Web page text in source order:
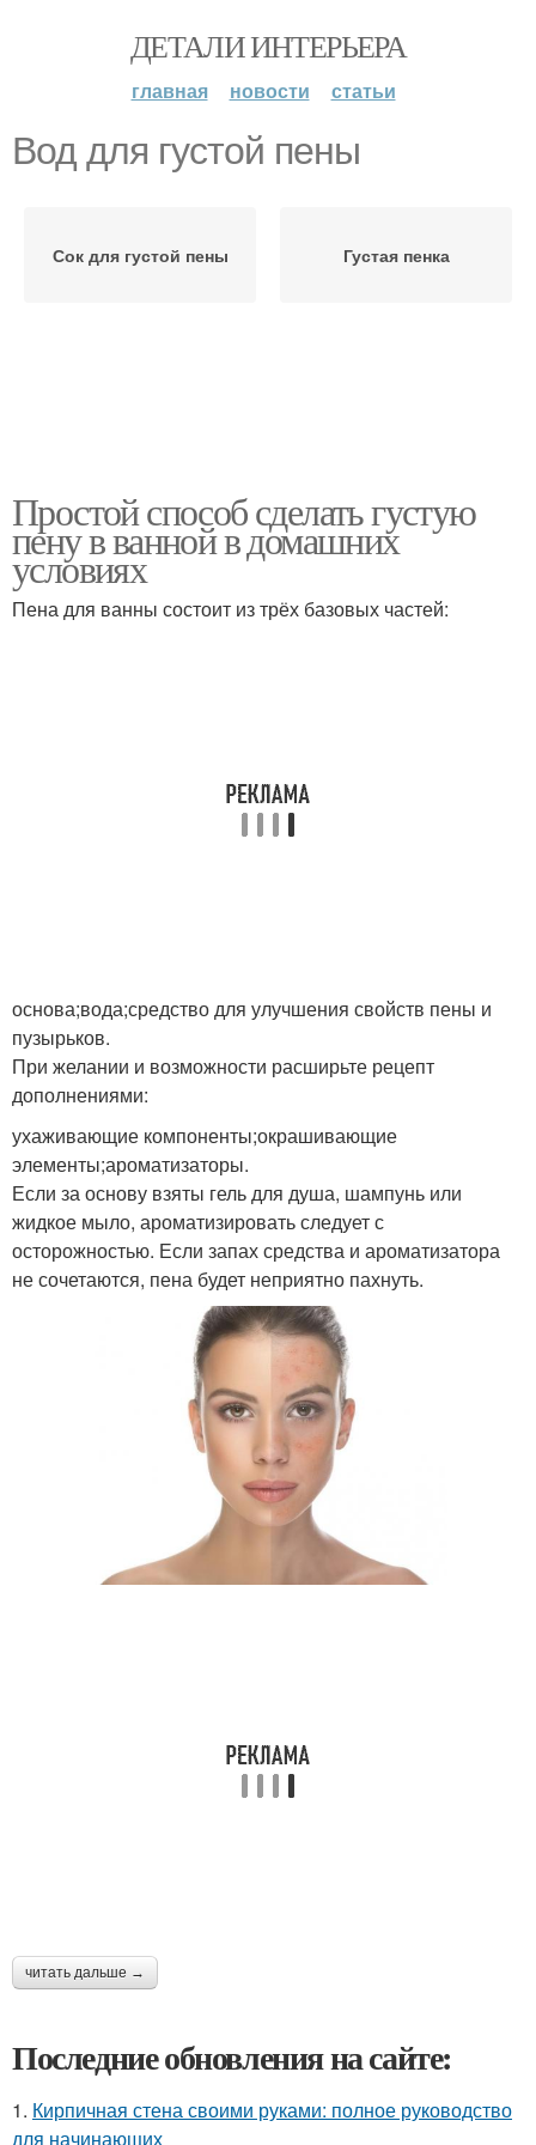
ДЕТАЛИ ИНТЕРЬЕРА
главная новости статьи
Вод для густой пены
Сок для густой пены Густая пенка
Простой способ сделать густую
пену в ванной в домашних
условиях
Пена для ванны состоит из трёх базовых частей:
основа;вода;средство для улучшения свойств пены и
пузырьков.
При желании и возможности расширьте рецепт
дополнениями:
ухаживающие компоненты;окрашивающие
элементы;ароматизаторы.
Если за основу взяты гель для душа, шампунь или
жидкое мыло, ароматизировать следует с
осторожностью. Если запах средства и ароматизатора
не сочетаются, пена будет неприятно пахнуть.
читать дальше →
Последние обновления на сайте:
1. Кирпичная стена своими руками: полное руководство
для начинающих